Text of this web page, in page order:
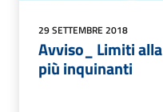
29 SETTEMBRE 2018
Avviso_ Limiti
più inquinanti